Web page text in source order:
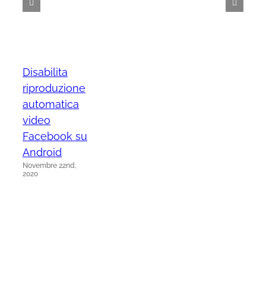
Disabilita
riproduzione
automatica
video
Facebook su
Android
Novembre 22nd,
2020